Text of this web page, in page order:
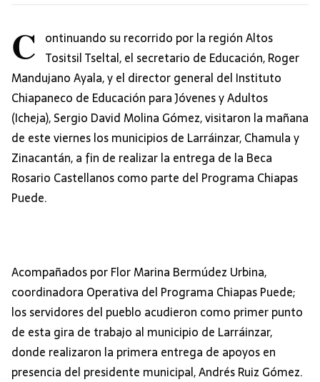
C ontinuando su recorrido por la región Altos
Tositsil Tseltal, el secretario de Educación, Roger
Mandujano Ayala, y el director general del Instituto
Chiapaneco de Educación para Jóvenes y Adultos
(Icheja), Sergio David Molina Gómez, visitaron la mañana
de este viernes los municipios de Larráinzar, Chamula y
Zinacantán, a fin de realizar la entrega de la Beca
Rosario Castellanos como parte del Programa Chiapas
Puede.
Acompañados por Flor Marina Bermúdez Urbina,
coordinadora Operativa del Programa Chiapas Puede;
los servidores del pueblo acudieron como primer punto
de esta gira de trabajo al municipio de Larráinzar,
donde realizaron la primera entrega de apoyos en
presencia del presidente municipal, Andrés Ruiz Gómez.